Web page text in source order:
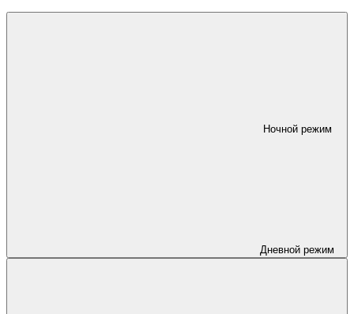
Ночной режим
Дневной режим